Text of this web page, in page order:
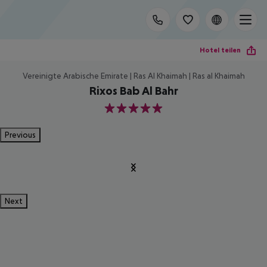
Hotel teilen
Vereinigte Arabische Emirate | Ras Al Khaimah | Ras al Khaimah
Rixos Bab Al Bahr
5
Previous
Next